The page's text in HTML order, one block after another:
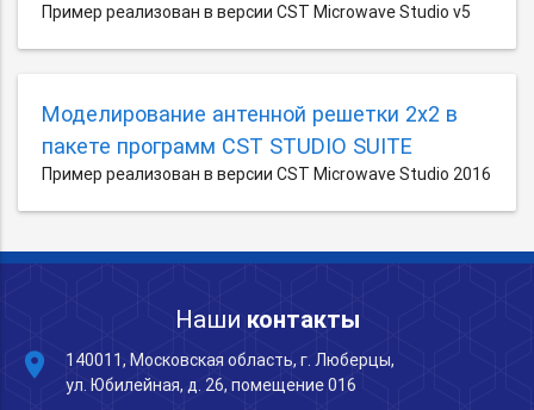
Пример реализован в версии CST Microwave Studio v5
Моделирование антенной решетки 2х2 в
пакете программ CST STUDIO SUITE
Пример реализован в версии CST Microwave Studio 2016
Наши контакты
place
140011, Московская область, г. Люберцы,
ул. Юбилейная, д. 26, помещение 016